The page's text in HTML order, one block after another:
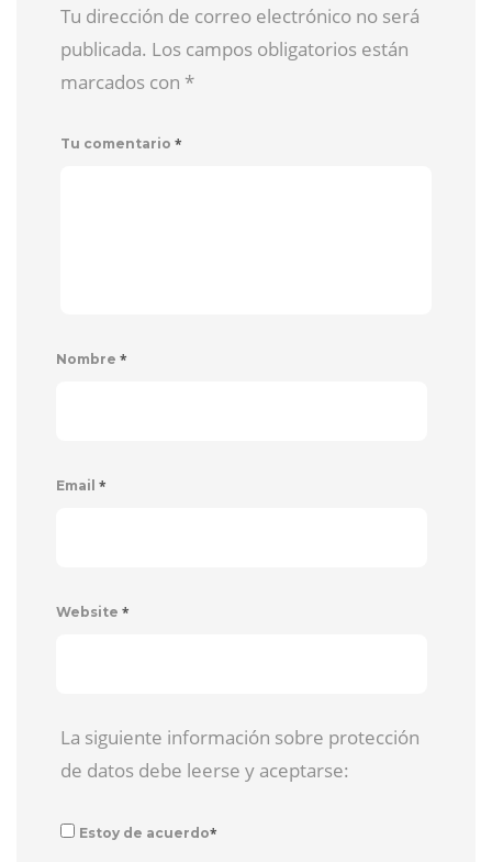
Tu dirección de correo electrónico no será
publicada. Los campos obligatorios están
marcados con *
Tu comentario *
Nombre *
Email *
Website *
La siguiente información sobre protección
de datos debe leerse y aceptarse:
Estoy de acuerdo*